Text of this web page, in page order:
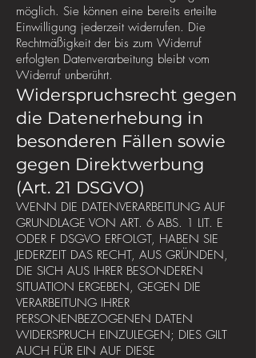
möglich. Sie können eine bereits erteilte
Einwilligung jederzeit widerrufen. Die
Rechtmäßigkeit der bis zum Widerruf
erfolgten Datenverarbeitung bleibt vom
Widerruf unberührt.
Widerspruchsrecht gegen
die Datenerhebung in
besonderen Fällen sowie
gegen Direktwerbung
(Art. 21 DSGVO)
WENN DIE DATENVERARBEITUNG AUF
GRUNDLAGE VON ART. 6 ABS. 1 LIT. E
ODER F DSGVO ERFOLGT, HABEN SIE
JEDERZEIT DAS RECHT, AUS GRÜNDEN,
DIE SICH AUS IHRER BESONDEREN
SITUATION ERGEBEN, GEGEN DIE
VERARBEITUNG IHRER
PERSONENBEZOGENEN DATEN
WIDERSPRUCH EINZULEGEN; DIES GILT
AUCH FÜR EIN AUF DIESE